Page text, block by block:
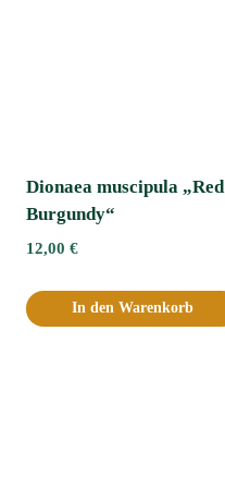
Dionaea muscipula „Red
Burgundy“
12,00 €
In den Warenkorb